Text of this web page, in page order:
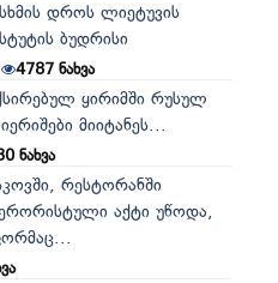
დროს ლიეტუვის
ბუდრისი
4787ნახვა
ყირიმში რუსულ
მიიტანეს...
ნახვა
რესტორანში
აქტი უწოდა,